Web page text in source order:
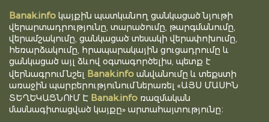
Banak.info կայքին պատկանող ցանկացած նյութի
վերարտադրությունը, տարածումը, թարգմանումը,
վերամշակումը, ցանկացած տեսակի վերափոխումը,
հեռարձակումը, հրապարակային ցուցադրումը և
ցանկացած այլ ձևով օգտագործելիս, պետք է
վերնագրում նշել Banak.info անվանումը և տեքստի
առաջին պարբերությունում ներառել «ԱՅՍ ՄԱՍԻՆ
ՏԵՂԵԿԱՑՆՈՒՄ Է Banak.info ռազմական
մասնագիտացված կայքը» արտահայտությունը։